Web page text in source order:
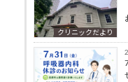
クリニックだより